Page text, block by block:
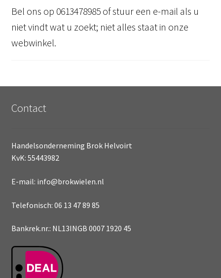
Bel ons op 0613478985 of stuur een e-mail als u
niet vindt wat u zoekt; niet alles staat in onze
webwinkel.
Contact
Handelsonderneming Brok Helvoirt
KvK: 55443982
E-mail: info@brokwielen.nl
Telefonisch: 06 13 47 89 85
Bankrek.nr.: NL13INGB 0007 1920 45